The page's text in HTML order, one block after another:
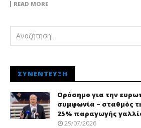
READ MORE
ΣΥΝΈΝΤΕΥΞΗ
Ορόσημο για την
συμφωνία – σταθμός
25% παραγωγής
29/07/2026